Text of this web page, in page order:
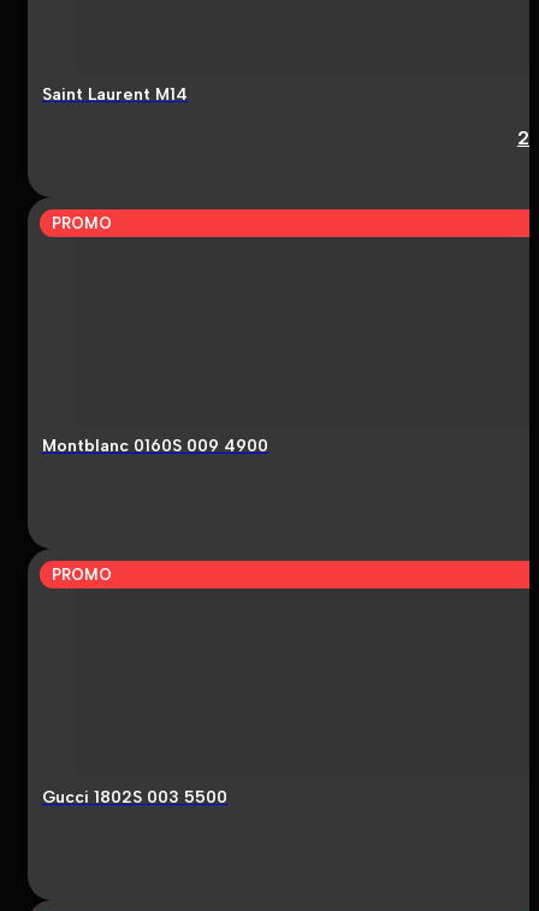
Saint Laurent M14
PROMO
Montblanc 0160S 009 4900
PROMO
Gucci 1802S 003 5500